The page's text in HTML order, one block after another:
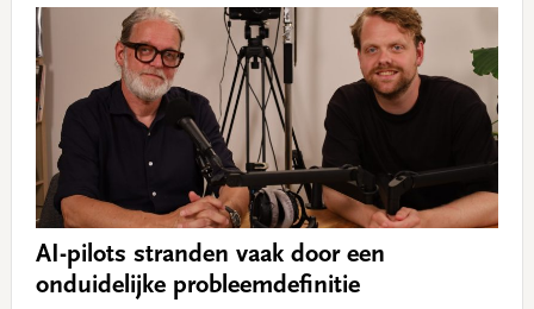
AI-pilots stranden vaak door een
onduidelijke probleemdefinitie